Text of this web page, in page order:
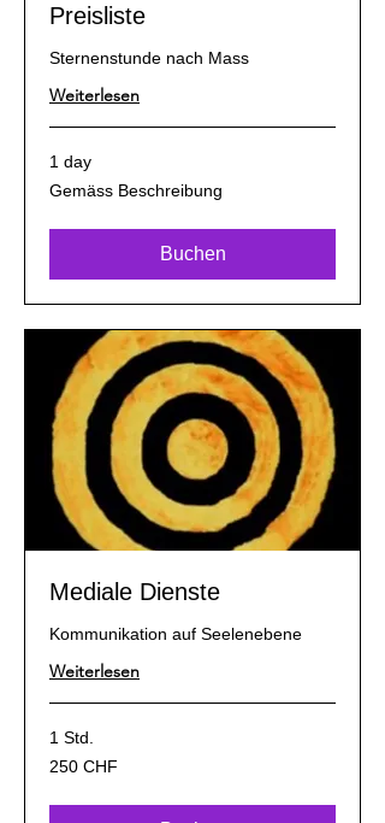
Preisliste
Sternenstunde nach Mass
Weiterlesen
1 day
Gemäss
Beschreibung
Gemäss Beschreibung
Buchen
Mediale Dienste
Kommunikation auf Seelenebene
Weiterlesen
1 Std.
250
Schweizer
250 CHF